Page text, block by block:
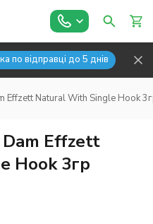
по відправці до 5 днів
Effzett Natural With Single Hook
Effzett
Hook 3гр